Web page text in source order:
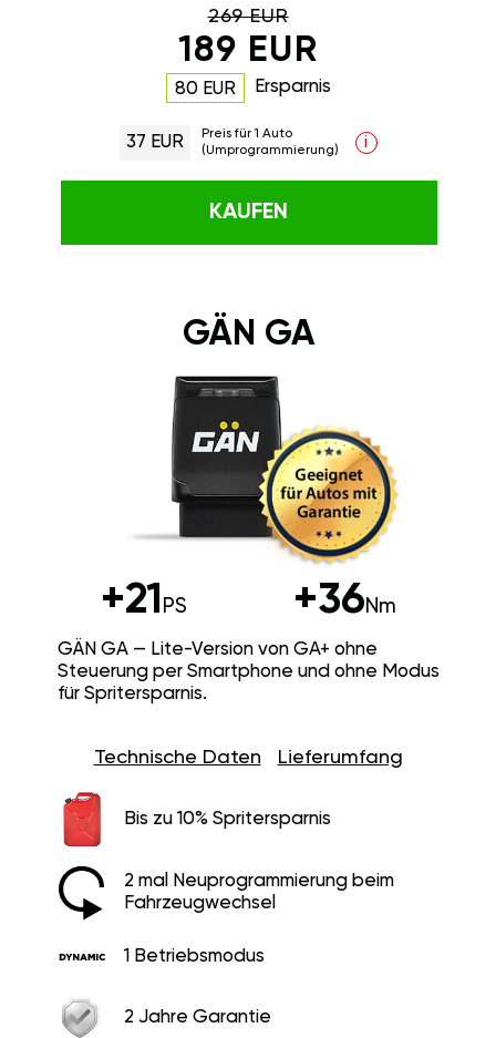
269 EUR
189 EUR
80 EUR Ersparnis
37 EUR
Preis für 1 Auto
(Umprogrammierung)
i
KAUFEN
GÄN GA
+21 PS +36Nm
GÄN GA — Lite-Version von GA+ ohne
Steuerung per Smartphone und ohne Modus
für Spritersparnis.
Technische Daten Lieferumfang
Bis zu 10% Spritersparnis
2 mal Neuprogrammierung beim
Fahrzeugwechsel
1 Betriebsmodus
2 Jahre Garantie